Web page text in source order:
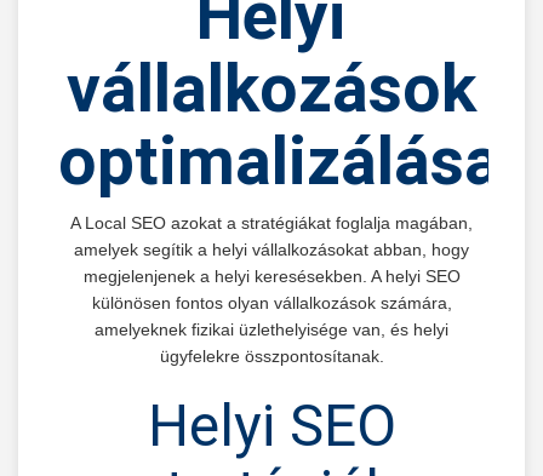
vállalkozások
optimalizálása
A Local SEO azokat a stratégiákat foglalja magában,
amelyek segítik a helyi vállalkozásokat abban, hogy
megjelenjenek a helyi keresésekben. A helyi SEO
különösen fontos olyan vállalkozások számára,
amelyeknek fizikai üzlethelyisége van, és helyi
ügyfelekre összpontosítanak.
Helyi SEO